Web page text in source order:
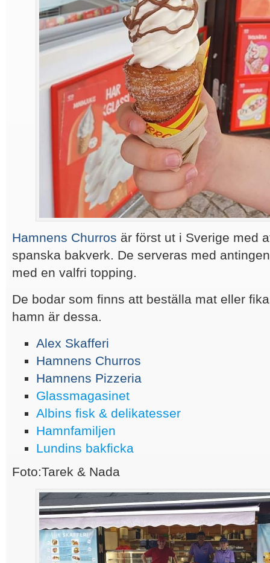
Hamnens Churros är först ut i Sverige med
spanska bakverk. De serveras med
med en valfri topping.
De bodar som finns att beställa mat eller
hamn är dessa.
Alex Skafferi
Hamnens Churros
Hamnens Pizzeria
Glassmagasinet
Albins fisk & delikatesser
Hamnfamiljen
Lundins bakficka
Foto:Tarek & Nada